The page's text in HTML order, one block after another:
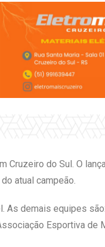
Cruzeiro do Sul. O
atual campeão.
As demais equipes
Esportiva de